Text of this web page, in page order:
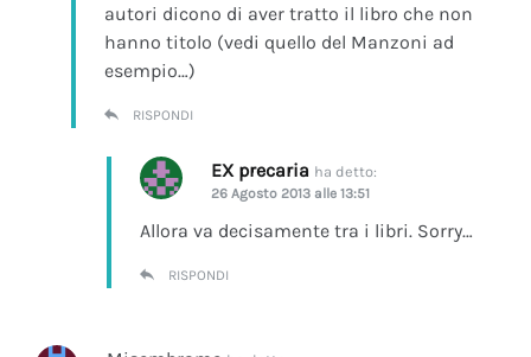
autori dicono di aver tratto il libro che non
hanno titolo (vedi quello del Manzoni ad
esempio…)
RISPONDI
EX precaria ha detto:
26 Agosto 2013 alle 13:51
Allora va decisamente tra i libri. Sorry…
RISPONDI